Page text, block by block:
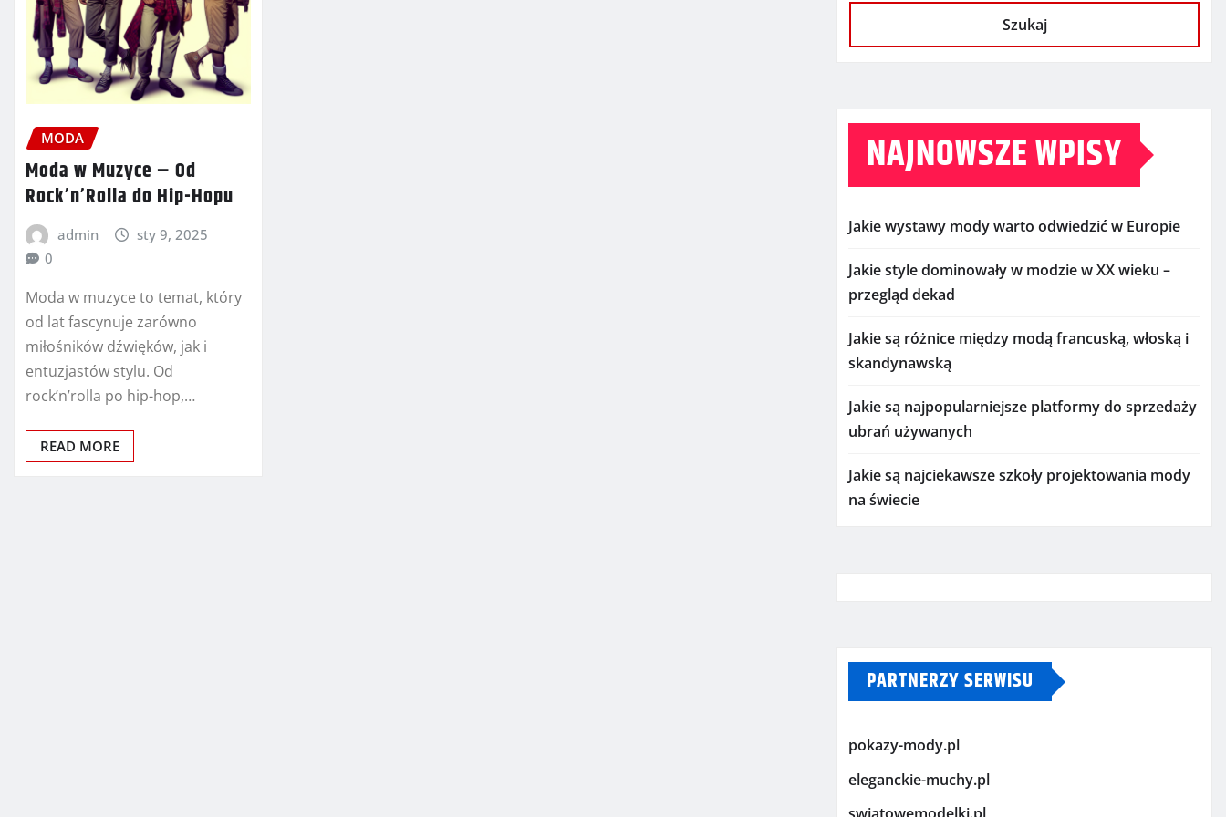
MODA
Moda w Muzyce – Od
Rock’n’Rolla do Hip-Hopu
admin
sty 9, 2025
0
Moda w muzyce to temat, który
od lat fascynuje zarówno
miłośników dźwięków, jak i
entuzjastów stylu. Od
rock’n’rolla po hip-hop,…
READ MORE
Szukaj
NAJNOWSZE WPISY
Jakie wystawy mody warto odwiedzić w Europie
Jakie style dominowały w modzie w XX wieku –
przegląd dekad
Jakie są różnice między modą francuską, włoską i
skandynawską
Jakie są najpopularniejsze platformy do sprzedaży
ubrań używanych
Jakie są najciekawsze szkoły projektowania mody
na świecie
PARTNERZY SERWISU
pokazy-mody.pl
eleganckie-muchy.pl